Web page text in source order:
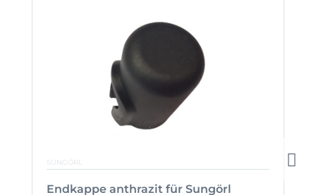
SUNGÖRL
Endkappe anthrazit für Sungörl